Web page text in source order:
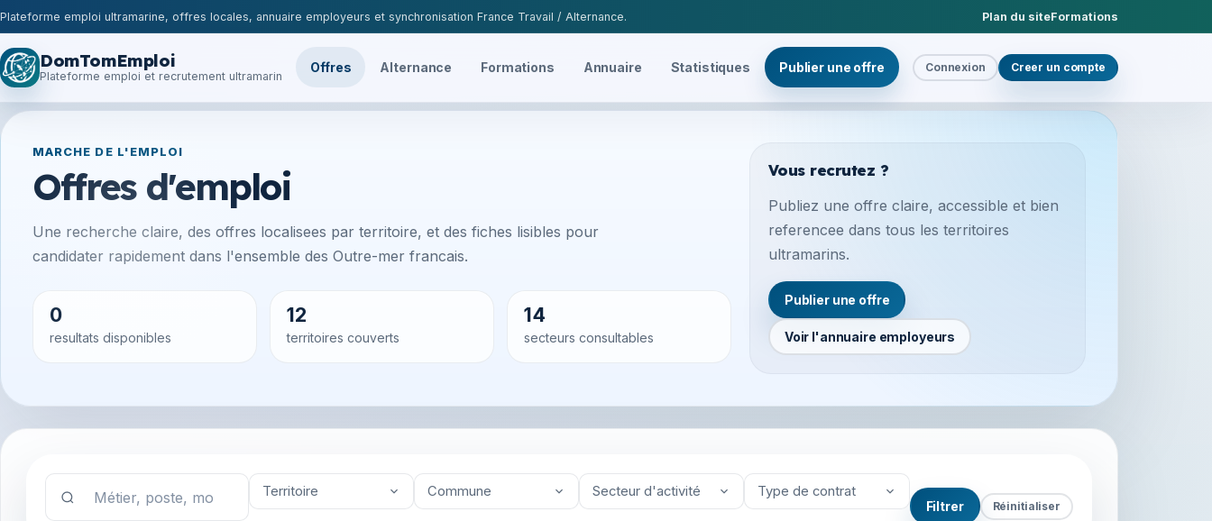
Plateforme emploi ultramarine, offres locales, annuaire employeurs et synchronisation France Travail / Alternance. Plan du siteFormations
DomTomEmploi
Plateforme emploi et recrutement ultramarin
Offres Alternance Formations Annuaire Statistiques Publier une offre Connexion Creer un compte
MARCHE DE L'EMPLOI
Offres d'emploi
Une recherche claire, des offres localisees par territoire, et des fiches lisibles pour
candidater rapidement dans l'ensemble des Outre-mer francais.
0
resultats disponibles
12
territoires couverts
14
secteurs consultables
Vous recrutez ?
Publiez une offre claire, accessible et bien
referencee dans tous les territoires
ultramarins.
Publier une offre
Voir l'annuaire employeurs
Territoire Commune Secteur d'activité Type de contrat
Filtrer Réinitialiser